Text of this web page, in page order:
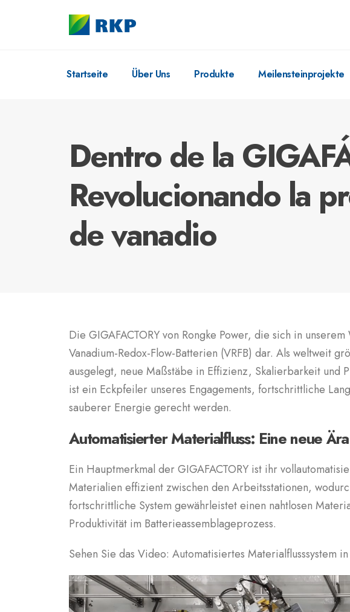
Startseite Über Uns Produkte Meilensteinprojekte
Dentro de la
Revolucionando la
de vanadio
Die GIGAFACTORY von Rongke Power, die sich in
Vanadium-Redox-Flow-Batterien (VRFB) dar. Als weltweit
ausgelegt, neue Maßstäbe in Effizienz, Skalierbarkeit und
ist ein Eckpfeiler unseres Engagements, fortschrittliche
sauberer Energie gerecht werden.
Automatisierter Materialfluss: Eine neue
Ein Hauptmerkmal der GIGAFACTORY ist ihr
Materialien effizient zwischen den Arbeitsstationen,
fortschrittliche System gewährleistet einen nahtlosen
Produktivität im Batterieassemblageprozess.
Sehen Sie das Video: Automatisiertes Materialflusssystem